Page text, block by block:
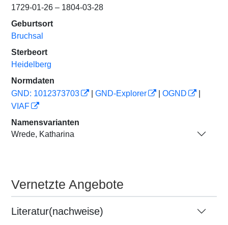
1729-01-26 – 1804-03-28
Geburtsort
Bruchsal
Sterbeort
Heidelberg
Normdaten
GND: 1012373703
GND-Explorer OGND
VIAF
Namensvarianten
Wrede, Katharina
Vernetzte Angebote
Literatur(nachweise)